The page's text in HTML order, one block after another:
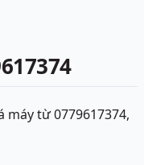
máy từ 0779617374,